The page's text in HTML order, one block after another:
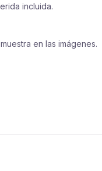
incluida.
en las imágenes.
un documento de
vehículos pueden
su licencia durante un